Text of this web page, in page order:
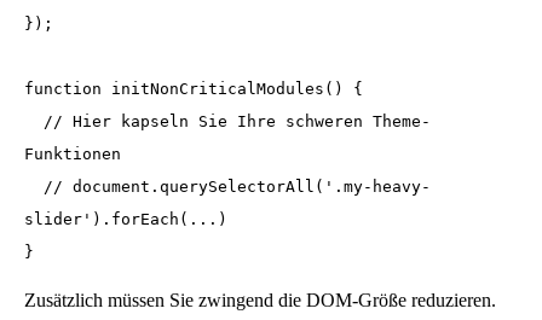
});
function initNonCriticalModules() {
Funktionen
slider').forEach(...)
Zusätzlich müssen Sie zwingend die DOM-Größe reduzieren.